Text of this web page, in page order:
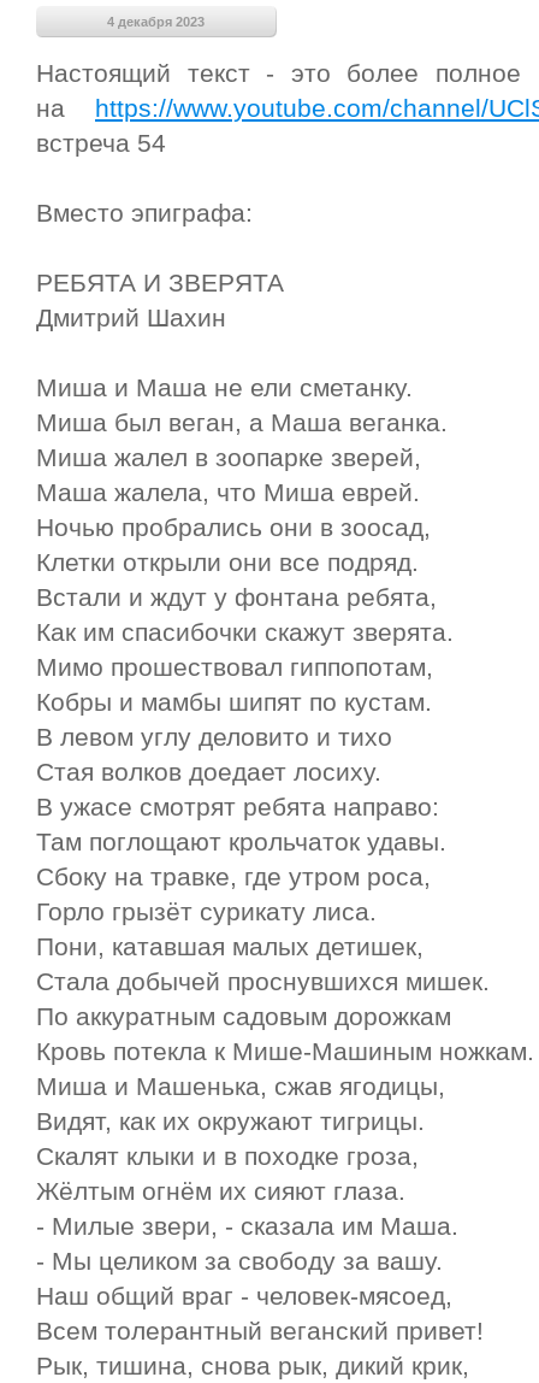
4 декабря 2023
Настоящий текст - это более полное
на https://www.youtube.com/channel/
встреча 54
Вместо эпиграфа:
РЕБЯТА И ЗВЕРЯТА
Дмитрий Шахин
Миша и Маша не ели сметанку.
Миша был веган, а Маша веганка.
Миша жалел в зоопарке зверей,
Маша жалела, что Миша еврей.
Ночью пробрались они в зоосад,
Клетки открыли они все подряд.
Встали и ждут у фонтана ребята,
Как им спасибочки скажут зверята.
Мимо прошествовал гиппопотам,
Кобры и мамбы шипят по кустам.
В левом углу деловито и тихо
Стая волков доедает лосиху.
В ужасе смотрят ребята направо:
Там поглощают крольчаток удавы.
Сбоку на травке, где утром роса,
Горло грызёт сурикату лиса.
Пони, катавшая малых детишек,
Стала добычей проснувшихся мишек.
По аккуратным садовым дорожкам
Кровь потекла к Мише-Машиным ножкам.
Миша и Машенька, сжав ягодицы,
Видят, как их окружают тигрицы.
Скалят клыки и в походке гроза,
Жёлтым огнём их сияют глаза.
- Милые звери, - сказала им Маша.
- Мы целиком за свободу за вашу.
Наш общий враг - человек-мясоед,
Всем толерантный веганский привет!
Рык, тишина, снова рык, дикий крик,